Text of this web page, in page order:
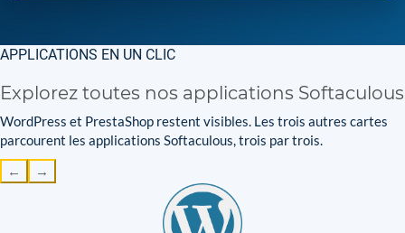
APPLICATIONS EN UN CLIC
Explorez toutes nos applications Softaculous
WordPress et PrestaShop restent visibles. Les trois autres cartes
parcourent les applications Softaculous, trois par trois.
← →